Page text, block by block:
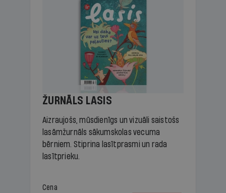
ŽURNĀLS LASIS
Aizraujošs, mūsdienīgs un vizuāli saistošs
lasāmžurnāls sākumskolas vecuma
bērniem. Stiprina lasītprasmi un rada
lasītprieku.
Cena